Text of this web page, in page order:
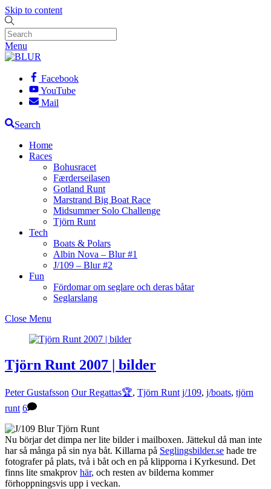
Skip to content
Menu
Facebook
YouTube
Mail
Search
Home
Races
Bohusracet
Færderseilasen
Gotland Runt
Marstrand Big Boat Race
Midsummer Solo Challenge
Tjörn Runt
Tech
Boats & Polars
Albin Nova – Blur #1
J/109 – Blur #2
Fun
Fördomar om seglare och deras båtar
Seglarslang
Close Menu
Tjörn Runt 2007 | bilder
Peter Gustafsson Our Regattas🏆, Tjörn Runt j/109, j/boats, tjörn
runt 6
Nu börjar det dimpa ner lite bilder i mailboxen. Jättekul då man inte
har så många på sin nya båt. Killarna på Seglingsbilder.se hade tre
fotografer på plats, två i båt och en på klipporna i Kyrkesund. Det
finns lite smakprov här, och resten av bilderna kommer
förhoppningsvis upp i veckan.